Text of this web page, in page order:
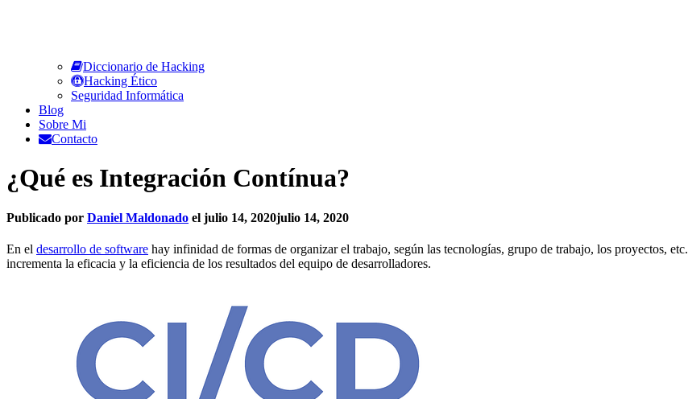
Diccionario de Hacking
Hacking Ético
Seguridad Informática
Blog
Sobre Mi
Contacto
¿Qué es Integración Contínua?
Publicado por Daniel Maldonado el julio 14, 2020julio 14, 2020
En el desarrollo de software hay infinidad de formas de organizar el trabajo, según las tecnologías, grupo de trabajo, los proyectos, etc.
incrementa la eficacia y la eficiencia de los resultados del equipo de desarrolladores.